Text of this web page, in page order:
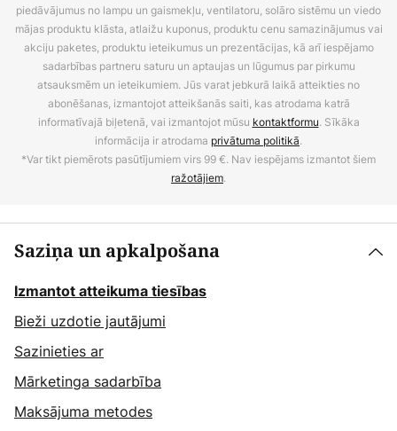
piedāvājumus no lampu un gaismekļu, ventilatoru, solāro sistēmu un viedo
mājas produktu klāsta, atlaižu kuponus, produktu cenu samazinājumus vai
akciju paketes, produktu ieteikumus un prezentācijas, kā arī iespējamo
sadarbības partneru saturu un aptaujas un lūgumus par pirkumu
atsauksmēm un ieteikumiem. Jūs varat jebkurā laikā atteikties no
abonēšanas, izmantojot atteikšanās saiti, kas atrodama katrā
informatīvajā biļetenā, vai izmantojot mūsu kontaktformu. Sīkāka
informācija ir atrodama privātuma politikā.
*Var tikt piemērots pasūtījumiem virs 99 €. Nav iespējams izmantot šiem
ražotājiem.
Saziņa un apkalpošana
Izmantot atteikuma tiesības
Bieži uzdotie jautājumi
Sazinieties ar
Mārketinga sadarbība
Maksājuma metodes